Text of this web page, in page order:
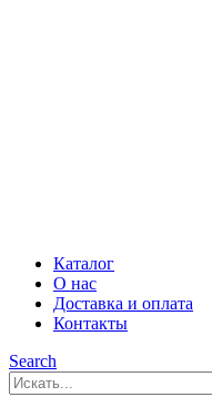
Каталог
О нас
Доставка и оплата
Контакты
Search